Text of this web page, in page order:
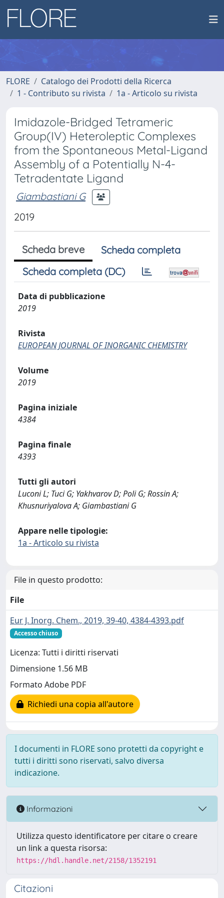
FLORE
Catalogo dei Prodotti della Ricerca
1 - Contributo su rivista
1a - Articolo su rivista
Imidazole-Bridged Tetrameric
Group(IV) Heteroleptic Complexes
from the Spontaneous Metal-Ligand
Assembly of a Potentially N-4-
Tetradentate Ligand
Giambastiani G
2019
Scheda breve
Scheda completa
Scheda completa (DC)
Data di pubblicazione
2019
Rivista
EUROPEAN JOURNAL OF INORGANIC CHEMISTRY
Volume
2019
Pagina iniziale
4384
Pagina finale
4393
Tutti gli autori
Luconi L; Tuci G; Yakhvarov D; Poli G; Rossin A;
Khusnuriyalova A; Giambastiani G
Appare nelle tipologie:
1a - Articolo su rivista
File in questo prodotto:
File
Eur J. Inorg. Chem., 2019, 39-40, 4384-4393.pdf
Accesso chiuso
Licenza: Tutti i diritti riservati
Dimensione 1.56 MB
Formato Adobe PDF
Richiedi una copia all'autore
I documenti in FLORE sono protetti da copyright e
tutti i diritti sono riservati, salvo diversa
indicazione.
Informazioni
Utilizza questo identificatore per citare o creare
un link a questa risorsa:
https://hdl.handle.net/2158/1352191
Citazioni